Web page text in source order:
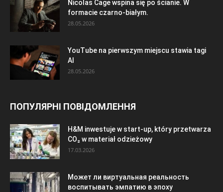
Nicolas Cage wspina się po ścianie. W
formacie czarno-białym.
28.05.2026
YouTube na pierwszym miejscu stawia tagi
AI
28.05.2026
ПОПУЛЯРНІ ПОВІДОМЛЕННЯ
H&M inwestuje w start-up, który przetwarza
CO₂ w materiał odzieżowy
17.03.2026
Может ли виртуальная реальность
воспитывать эмпатию в эпоху